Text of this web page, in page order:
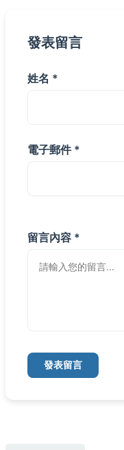
發表留言
姓名 *
電子郵件 *
留言內容 *
發表留言